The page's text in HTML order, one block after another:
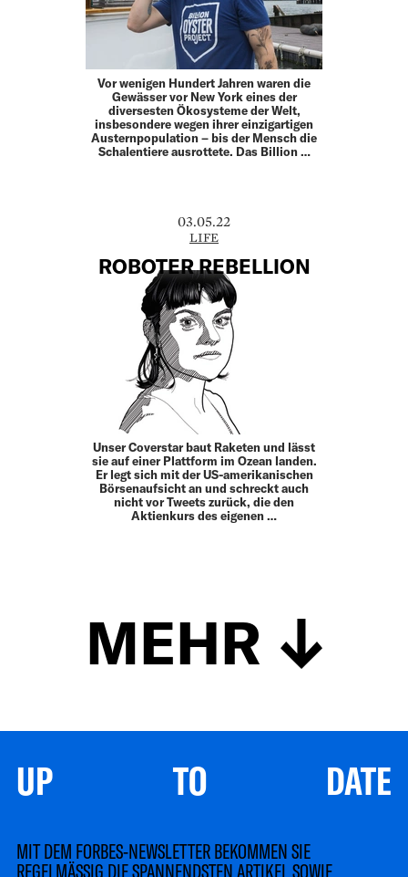
Vor wenigen Hundert Jahren waren die
Gewässer vor New York eines der
diversesten Ökosysteme der Welt,
insbesondere wegen ihrer einzigartigen
Austern­population – bis der Mensch die
Schalentiere ausrottete. Das Billion …
03.05.22
LIFE
ROBOTER REBELLION
Unser Coverstar baut Raketen und lässt
sie auf ­einer Plattform im Ozean landen.
Er legt sich mit der US-amerikanischen
Börsenaufsicht an und schreckt auch
nicht vor Tweets zurück, die den
Aktienkurs des eigenen …
MEHR
UP TO DATE
MIT DEM FORBES-NEWSLETTER BEKOMMEN SIE
REGELMÄSSIG DIE SPANNENDSTEN ARTIKEL SOWIE